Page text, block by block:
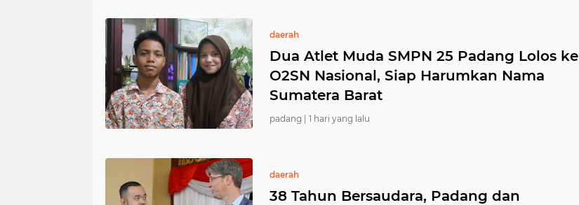
daerah
Dua Atlet Muda SMPN 25 Padang Lolos ke
O2SN Nasional, Siap Harumkan Nama
Sumatera Barat
padang | 1 hari yang lalu
daerah
38 Tahun Bersaudara, Padang dan